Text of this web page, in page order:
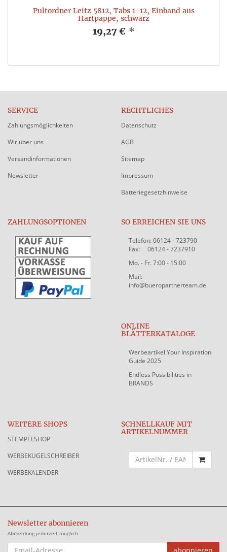
Pultordner Leitz 5812, Tabs 1-12, Einband aus
Hartpappe, schwarz
19,27 € *
SERVICE
Zahlungsmöglichkeiten
Wir über uns
Versandinformationen
Newsletter
RECHTLICHES
Datenschutz
AGB
Sitemap
Impressum
Batteriegesetzhinweise
ZAHLUNGSOPTIONEN SO ERREICHEN SIE UNS
Telefon: 06124 - 723790
Fax: 06124 - 7237910
Mo. - Fr. 7:00 - 15:00
Mail:
info@bueropartnerteam.de
ONLINE
BLÄTTERKATALOGE
Werbeartikel Your Inspiration
Guide 2025
Endless Possibilities in
BRANDS
WEITERE SHOPS
STEMPELSHOP
WERBEKUGELSCHREIBER
WERBEKALENDER
SCHNELLKAUF MIT
ARTIKELNUMMER
Newsletter abonnieren
Abmeldung jederzeit möglich
EMAIL-